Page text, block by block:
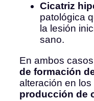
Cicatriz
patológica
la lesión
sano.
En ambos
de formación
alteración en
producción de